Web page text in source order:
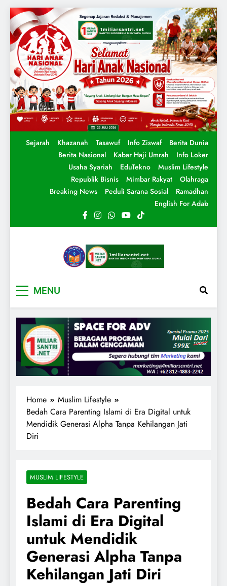
Sejarah Khazanah Tasawuf Info Ziswaf
Berita Dunia
Berita Nasional
Kabar Haji Umrah
Info Loker
Usaha Syariah
EduTekno
Muslim Lifestyle
Republik Bisnis
Mimbar Rakyat
Olahraga
Breaking News
Peduli Sarana Sosial
Ramadhan
English For Adab
MENU
Home
Muslim Lifestyle
Bedah Cara Parenting Islami di Era Digital untuk
Mendidik Generasi Alpha Tanpa Kehilangan Jati
Diri
MUSLIM LIFESTYLE
Bedah Cara Parenting
Islami di Era Digital
untuk Mendidik
Generasi Alpha Tanpa
Kehilangan Jati Diri